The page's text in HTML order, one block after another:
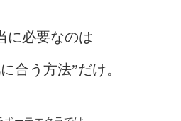
に必要なのは
合う方法”だけ。